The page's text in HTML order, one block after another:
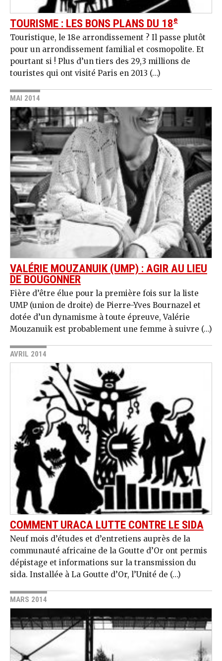
TOURISME : LES BONS PLANS DU 18e
Touristique, le 18e arrondissement ? Il passe plutôt
pour un arrondissement familial et cosmopolite. Et
pourtant si ! Plus d’un tiers des 29,3 millions de
touristes qui ont visité Paris en 2013 (…)
MAI 2014
VALÉRIE MOUZANUIK (UMP) : AGIR AU LIEU
DE BOUGONNER
Fière d’être élue pour la première fois sur la liste
UMP (union de droite) de Pierre-Yves Bournazel et
dotée d’un dynamisme à toute épreuve, Valérie
Mouzanuik est probablement une femme à suivre (…)
AVRIL 2014
COMMENT URACA LUTTE CONTRE LE SIDA
Neuf mois d’études et d’entretiens auprès de la
communauté africaine de la Goutte d’Or ont permis
dépistage et informations sur la transmission du
sida. Installée à La Goutte d’Or, l’Unité de (…)
MARS 2014